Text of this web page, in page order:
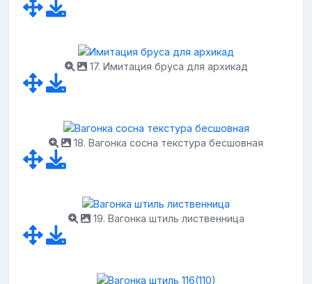
17. Имитация бруса для архикад
18. Вагонка сосна текстура бесшовная
19. Вагонка штиль лиственница